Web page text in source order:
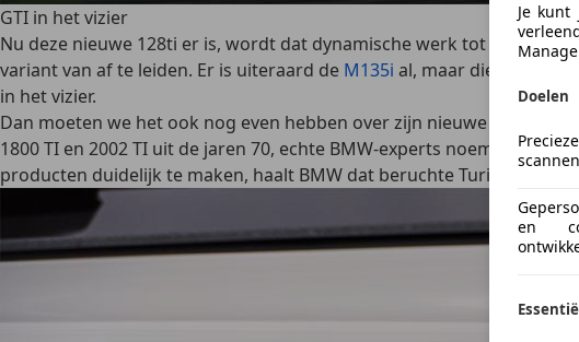
Je kunt
Doelen
en
GTI in het vizier
Nu deze nieuwe 128ti er is, wordt dat dynamische werk tot het
variant van af te leiden. Er is uiteraard de M135i al, maar die drijft de
in het vizier.
Dan moeten we het ook nog even hebben over zijn nieuwe naam.
1800 TI en 2002 TI uit de jaren 70, echte BMW-experts noemen in
producten duidelijk te maken, haalt BMW dat beruchteTurismo